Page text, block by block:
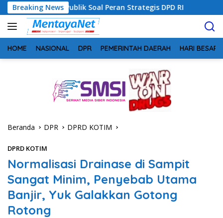
Langsung
ke
konten
Breaking News
Soal Peran Strategis DPD RI Sinergi Perang
HOME NASIONAL DPR PEMERINTAH DAERAH HARI BESAR
Beranda DPR DPRD KOTIM
DPRD KOTIM
Normalisasi Drainase di Sampit
Sangat Minim, Penyebab Utama
Banjir, Yuk Galakkan Gotong
Rotong